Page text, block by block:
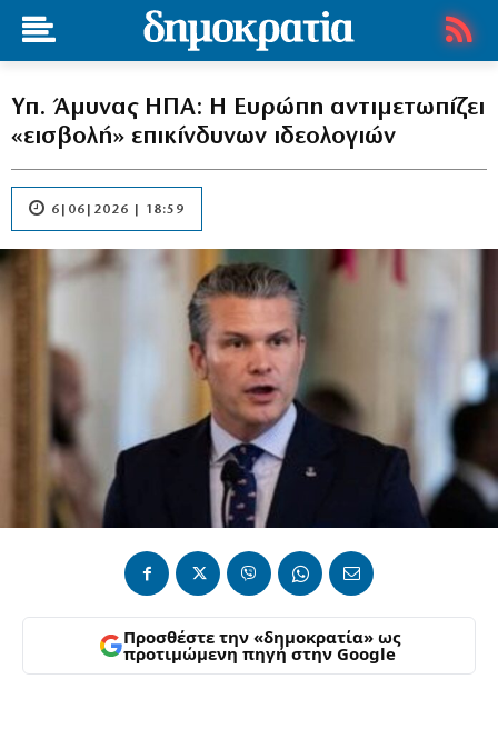
Υπ. Άμυνας ΗΠΑ: Η Ευρώπη αντιμετωπίζει
«εισβολή» επικίνδυνων ιδεολογιών
6|06|2026 | 18:59
Προσθέστε την «δημοκρατία» ως
προτιμώμενη πηγή στην Google